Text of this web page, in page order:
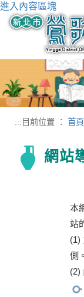
進入內容區塊
::: 目前位置 ： 首頁
網站
本
站
(1)
側。
(2)